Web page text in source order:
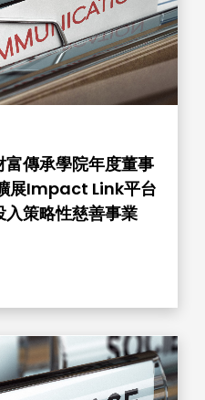
傳承學院年度董事
策略性慈善事業